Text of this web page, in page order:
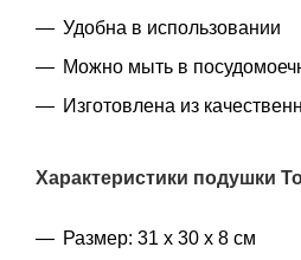
Удобна в использовании
Можно мыть в
Изготовлена из
Характеристики подушки
Размер: 31 х 30 х 8 см